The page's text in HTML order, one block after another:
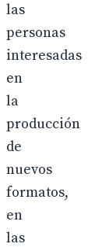
las
personas
interesadas
en
la
producción
de
nuevos
formatos,
en
las